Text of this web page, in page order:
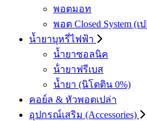
พอตมอท
พอต Closed System (
น้ำยาบุหรี่ไฟฟ้า
น้ำยาซอลนิค
น้ํายาฟรีเบส
น้ำยา (นิโตติน 0%)
คอย์ล & หัวพอตเปล่า
อุปกรณ์เสริม (Accessories)